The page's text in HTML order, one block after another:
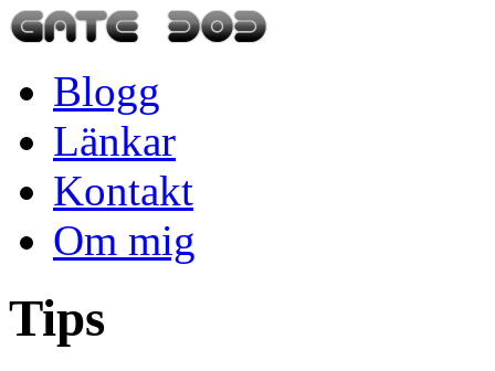
Blogg
Länkar
Kontakt
Om mig
Tips